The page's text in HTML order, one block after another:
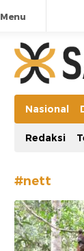
Menu
Manifestasi
Nasional
Redaksi
#nett